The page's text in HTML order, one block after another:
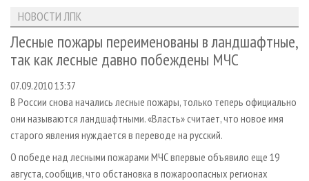
ЛЕСОЗАГОТОВКА
ЛЕСОПИЛЕНИЕ
СУШКА ДРЕВЕСИНЫ
ПРОИЗВОДСТВО ДРЕВЕСНЫХ ПЛИТ
ДЕРЕВЯННОЕ ДОМОСТРОЕНИЕ
ПРОИЗВОДСТВО МЕБЕЛИ
НОВОСТИ ЛПК
НОВОСТИ ЖУРНАЛА
ПРОЕКТЫ ЛПИ
АНАЛИТИКА
ПРЕДПРИЯТИЯ ЛПК
ПЕРСОНЫ
МОБИЛЬНЫЕ ВЫСТАВКИ
ОФИЦИАЛЬНЫЕ ДЕЛЕГАЦИИ
ПРИОРИТЕТНЫЕ ИНВЕСТПРОЕКТЫ
АРХИВ ЖУРНАЛОВ
О ЖУРНАЛЕ
ПОДПИСКА
КОНТАКТЫ
РЕКЛАМОДАТЕЛЯМ
РЕКЛАМА
РЕКЛАМА НА САЙТЕ
НОВОСТИ ЛПК
Лесные пожары переименованы в ландшафтные,
так как лесные давно побеждены МЧС
07.09.2010 13:37
В России снова начались лесные пожары, только теперь официально
они называются ландшафтными. «Власть» считает, что новое имя
старого явления нуждается в переводе на русский.
О победе над лесными пожарами МЧС впервые объявило еще 19
августа, сообщив, что обстановка в пожароопасных регионах